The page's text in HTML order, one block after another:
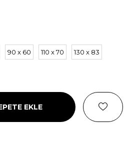
90 x 60 110 x 70
130 x 83